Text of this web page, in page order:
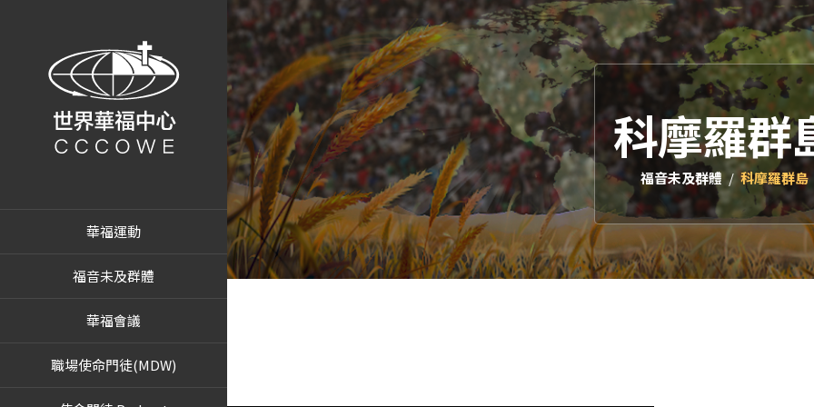
華福運動
福音未及群體
華福會議
職場使命門徒(MDW)
科摩羅群
福音未及群體 科摩羅群島